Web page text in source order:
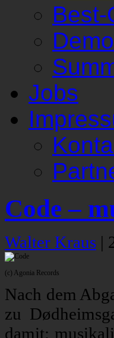
Best-
Jobs
Code –
Walter Kraus |
(c) Agonia Records
Nach dem
zu
damit: